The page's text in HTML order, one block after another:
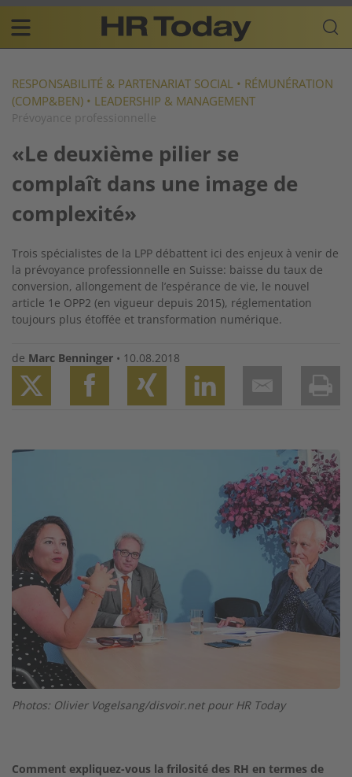
Skip
content
Plattform
für
Resources
navigation
FR
RESPONSABILITÉ & PARTENARIAT SOCIAL • RÉMUNÉRATION
(COMP&BEN) • LEADERSHIP & MANAGEMENT
Prévoyance professionnelle
«Le deuxième pilier se
complaît dans une image de
complexité»
Trois spécialistes de la LPP débattent ici des enjeux à venir de
la prévoyance professionnelle en Suisse: baisse du taux de
conversion, allongement de l’espérance de vie, le nouvel
article 1e OPP2 (en vigueur depuis 2015), réglementation
toujours plus étoffée et transformation numérique.
de Marc Benninger • 10.08.2018
Image
Photos: Olivier Vogelsang/disvoir.net pour HR Today
Comment expliquez-vous la frilosité des RH en termes de